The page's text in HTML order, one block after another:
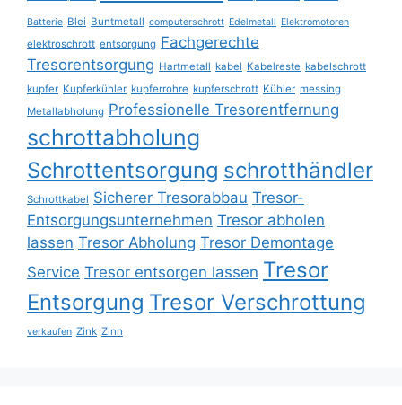
Batterie Blei Buntmetall computerschrott Edelmetall Elektromotoren
elektroschrott entsorgung Fachgerechte
Tresorentsorgung Hartmetall kabel Kabelreste kabelschrott
kupfer Kupferkühler kupferrohre kupferschrott Kühler messing
Metallabholung Professionelle Tresorentfernung
schrottabholung
Schrottentsorgung schrotthändler
Schrottkabel Sicherer Tresorabbau Tresor-
Entsorgungsunternehmen Tresor abholen
lassen Tresor Abholung Tresor Demontage
Service Tresor entsorgen lassen Tresor
Entsorgung Tresor Verschrottung
verkaufen Zink Zinn